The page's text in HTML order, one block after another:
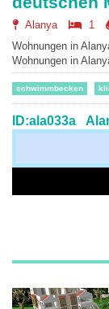
Alanya 1
Wohnungen in
Wohnungen in
schwimmbecken
ID:ala033a